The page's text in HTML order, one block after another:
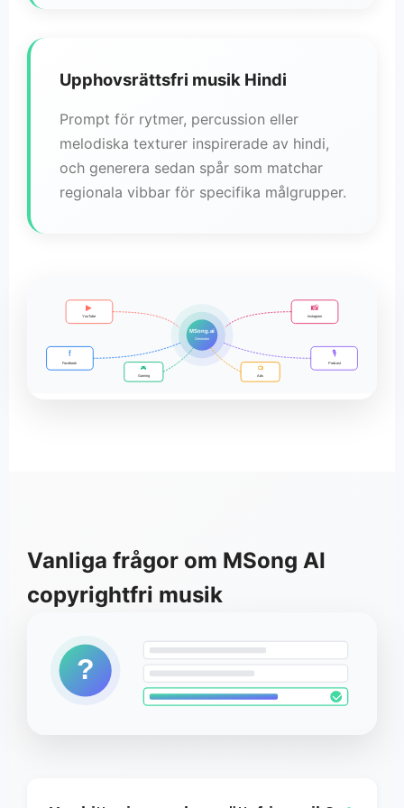
Upphovsrättsfri musik Hindi
Prompt för rytmer, percussion eller
melodiska texturer inspirerade av hindi,
och generera sedan spår som matchar
regionala vibbar för specifika målgrupper.
MSong.ai
Generator
▶
YouTube
📸
Instagram
f
Facebook
🎙️
Podcast
🎮
Gaming
📺
Ads
Vanliga frågor om MSong AI
copyrightfri musik
?